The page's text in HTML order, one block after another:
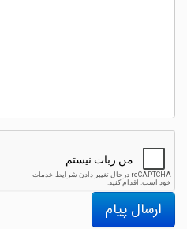
ارسال پیام